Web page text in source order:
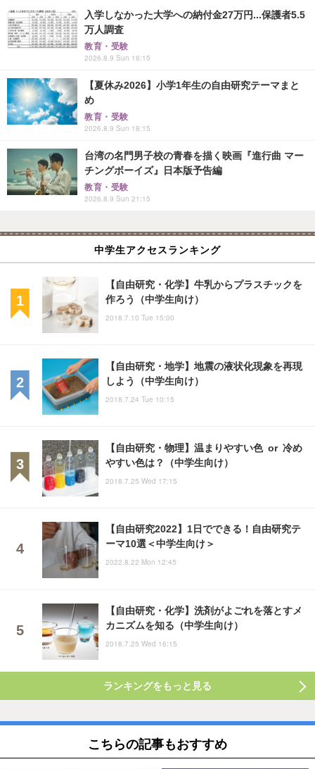
入学しなかった大学への納付金27万円...保護者5.5
万人調査
教育・受験
2026.8.9 Sun 16:15
【夏休み2026】小学1年生の自由研究テーマまと
め
教育・受験
2026.8.9 Sun 18:15
台湾の名門男子校の青春を描く映画『進行曲 マー
チングボーイズ』日本版予告編
教育・受験
2026.8.9 Sun 21:15
中学生アクセスランキング
【自由研究・化学】牛乳からプラスチックを
作ろう（中学生向け）
2018.7.10 Tue 15:00
【自由研究・地学】地震の液状化現象を再現
しよう（中学生向け）
2018.7.24 Tue 10:15
【自由研究・物理】温まりやすい色 or 冷め
やすい色は？（中学生向け）
2018.7.25 Wed 17:15
【自由研究2022】1日でできる！自由研究テ
ーマ10選＜中学生向け＞
2022.8.22 Mon 12:45
【自由研究・化学】洗剤がよごれを落とすメ
カニズムを知る（中学生向け）
2018.7.25 Wed 16:15
ランキングをもっと見る
こちらの記事もおすすめ